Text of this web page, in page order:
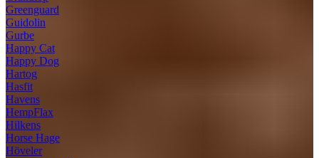
Greenguard
Guidolin
Gurbe
Happy Cat
Happy Dog
Hartog
Hasfit
Havens
HempFlax
Hilkens
Horse Hage
Höveler